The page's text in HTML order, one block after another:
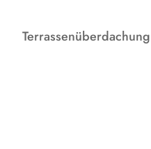
Terrassenüberdachung